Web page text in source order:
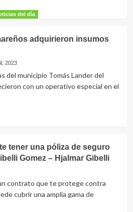
del día
adquirieron insumos
2023
del municipio Tomás Lander del
con un operativo especial en el
tener una póliza de seguro
Gomez – Hjalmar Gibelli
contrato que te protege contra
cubrir una amplia gama de